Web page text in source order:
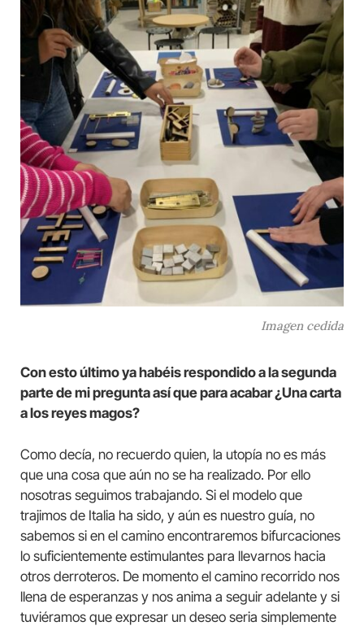
Imagen cedida
Con esto último ya habéis respondido a la segunda
parte de mi pregunta así que para acabar ¿Una carta
a los reyes magos?
Como decía, no recuerdo quien, la utopía no es más
que una cosa que aún no se ha realizado. Por ello
nosotras seguimos trabajando. Si el modelo que
trajimos de Italia ha sido, y aún es nuestro guía, no
sabemos si en el camino encontraremos bifurcaciones
lo suficientemente estimulantes para llevarnos hacia
otros derroteros. De momento el camino recorrido nos
llena de esperanzas y nos anima a seguir adelante y si
tuviéramos que expresar un deseo seria simplemente